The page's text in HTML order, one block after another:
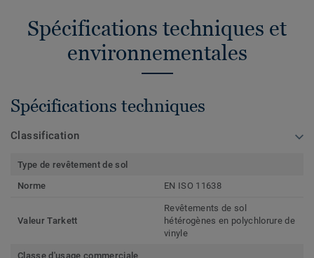
Spécifications techniques et
environnementales
Spécifications techniques
Classification
Type de revêtement de sol
Norme
EN ISO 11638
Valeur Tarkett
Revêtements de sol
hétérogènes en polychlorure de
vinyle
Classe d'usage commerciale